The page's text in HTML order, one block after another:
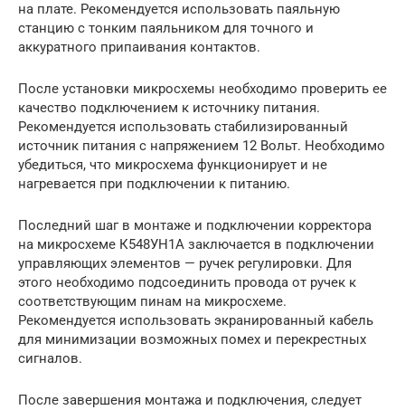
на плате. Рекомендуется использовать паяльную
станцию с тонким паяльником для точного и
аккуратного припаивания контактов.
После установки микросхемы необходимо проверить ее
качество подключением к источнику питания.
Рекомендуется использовать стабилизированный
источник питания с напряжением 12 Вольт. Необходимо
убедиться, что микросхема функционирует и не
нагревается при подключении к питанию.
Последний шаг в монтаже и подключении корректора
на микросхеме К548УН1А заключается в подключении
управляющих элементов — ручек регулировки. Для
этого необходимо подсоединить провода от ручек к
соответствующим пинам на микросхеме.
Рекомендуется использовать экранированный кабель
для минимизации возможных помех и перекрестных
сигналов.
После завершения монтажа и подключения, следует